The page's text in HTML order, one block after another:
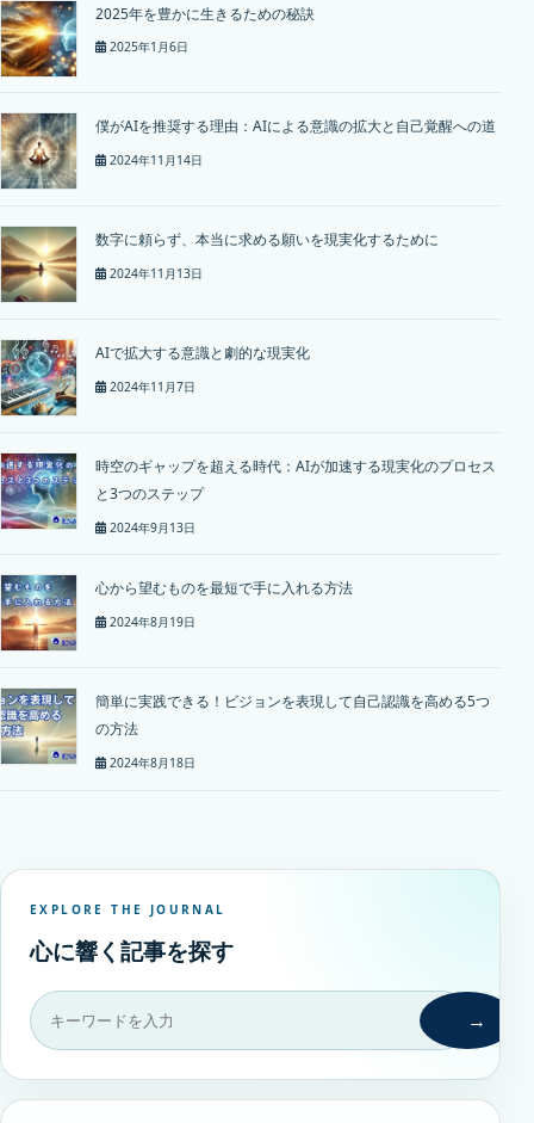
2025年を豊かに生きるための秘訣
2025年1月6日
僕がAIを推奨する理由：AIによる意識の拡大と自己覚醒への道
2024年11月14日
数字に頼らず、本当に求める願いを現実化するために
2024年11月13日
AIで拡大する意識と劇的な現実化
2024年11月7日
時空のギャップを超える時代：AIが加速する現実化のプロセス
と3つのステップ
2024年9月13日
心から望むものを最短で手に入れる方法
2024年8月19日
簡単に実践できる！ビジョンを表現して自己認識を高める5つ
の方法
2024年8月18日
EXPLORE THE JOURNAL
心に響く記事を探す
→